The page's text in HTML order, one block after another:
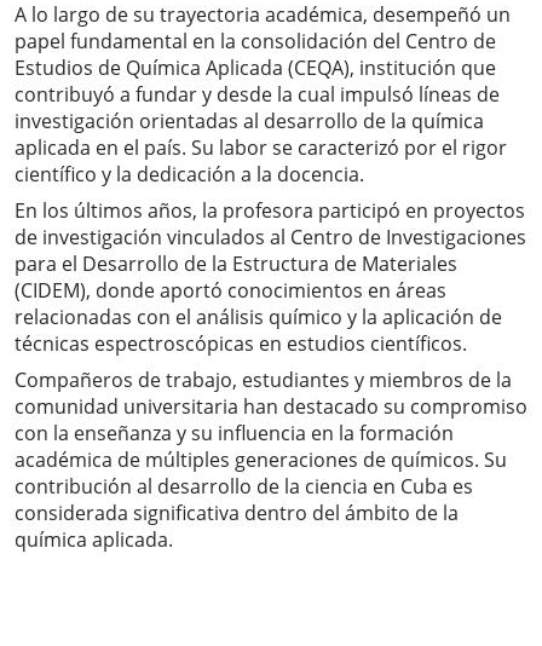
A lo largo de su trayectoria académica, desempeñó un
papel fundamental en la consolidación del Centro de
Estudios de Química Aplicada (CEQA), institución que
contribuyó a fundar y desde la cual impulsó líneas de
investigación orientadas al desarrollo de la química
aplicada en el país. Su labor se caracterizó por el rigor
científico y la dedicación a la docencia.
En los últimos años, la profesora participó en proyectos
de investigación vinculados al Centro de Investigaciones
para el Desarrollo de la Estructura de Materiales
(CIDEM), donde aportó conocimientos en áreas
relacionadas con el análisis químico y la aplicación de
técnicas espectroscópicas en estudios científicos.
Compañeros de trabajo, estudiantes y miembros de la
comunidad universitaria han destacado su compromiso
con la enseñanza y su influencia en la formación
académica de múltiples generaciones de químicos. Su
contribución al desarrollo de la ciencia en Cuba es
considerada significativa dentro del ámbito de la
química aplicada.